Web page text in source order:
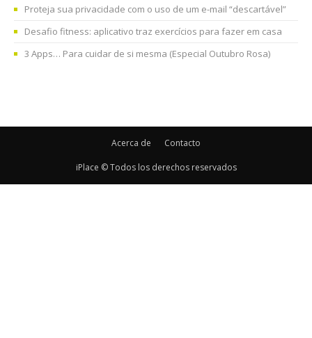
Proteja sua privacidade com o uso de um e-mail “descartável”
Desafio fitness: aplicativo traz exercícios para fazer em casa
3 Apps… Para cuidar de si mesma (Especial Outubro Rosa)
Acerca de Contacto
iPlace © Todos los derechos reservados